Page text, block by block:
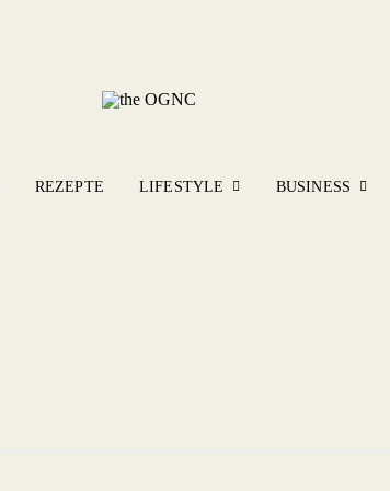
REZEPTE LIFESTYLE BUSINESS